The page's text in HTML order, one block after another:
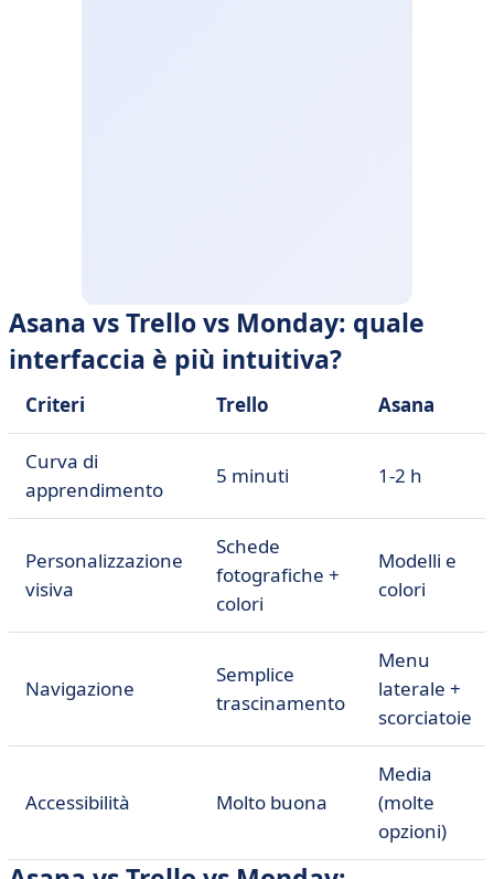
Asana vs Trello vs Monday: quale
interfaccia è più intuitiva?
Criteri Trello Asana
Curva di
apprendimento
5 minuti 1-2 h
Personalizzazione
visiva
Schede
fotografiche +
colori
Modelli e
colori
Navigazione
Semplice
trascinamento
Menu
laterale +
scorciatoie
Accessibilità Molto buona
Media
(molte
opzioni)